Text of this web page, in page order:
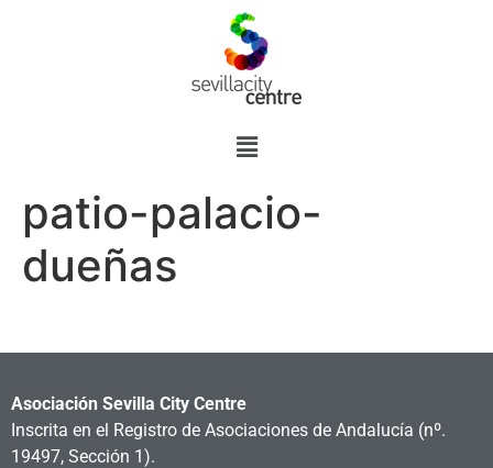
patio-palacio-
dueñas
Asociación Sevilla City Centre
Inscrita en el Registro de Asociaciones de Andalucía (nº.
19497, Sección 1).